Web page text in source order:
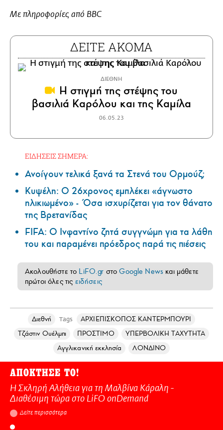
Με πληροφορίες από BBC
ΔΕΙΤΕ ΑΚΟΜΑ
ΔΙΕΘΝΗ
Η στιγμή της στέψης του
βασιλιά Καρόλου και της Καμίλα
06.05.23
ΕΙΔΗΣΕΙΣ ΣΗΜΕΡΑ:
Ανοίγουν τελικά ξανά τα Στενά του Ορμούζ;
Κυψέλη: Ο 26χρονος εμπλέκει «άγνωστο
ηλικιωμένο» - Όσα ισχυρίζεται για τον θάνατο
της Βρετανίδας
FIFA: Ο Ινφαντίνο ζητά συγγνώμη για τα λάθη
του και παραμένει πρόεδρος παρά τις πιέσεις
Ακολουθήστε το LiFO.gr στοGoogle News και μάθετε
πρώτοι όλες τις ειδήσεις
Διεθνή Tags
ΑΡΧΙΕΠΙΣΚΟΠΟΣ ΚΑΝΤΕΡΜΠΟΥΡΙ
Τζάστιν Ουέλμπι
ΠΡΟΣΤΙΜΟ
ΥΠΕΡΒΟΛΙΚΗ ΤΑΧΥΤΗΤΑ
Αγγλικανική εκκλησία
ΛΟΝΔΙΝΟ
ΑΠΟΚΤΗΣΕ ΤΟ!
Η Σκληρή Αλήθεια για τη Μαλβίνα Κάραλη -
Διαθέσιμη τώρα στo LiFO onDemand
Δείτε περισσότερα